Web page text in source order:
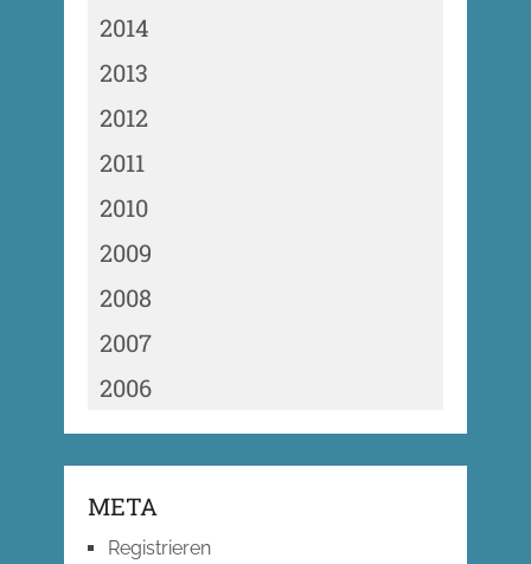
2014
2013
2012
2011
2010
2009
2008
2007
2006
META
Registrieren